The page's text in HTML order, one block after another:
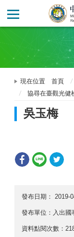
現在位置 首頁
協尋在臺觀光健
吳玉梅
發布日期： 2019-
發布單位：入出國
資料點閱次數：